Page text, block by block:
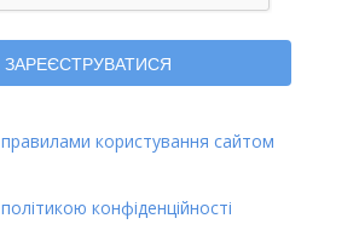
правилами користування сайтом
політикою конфіденційності